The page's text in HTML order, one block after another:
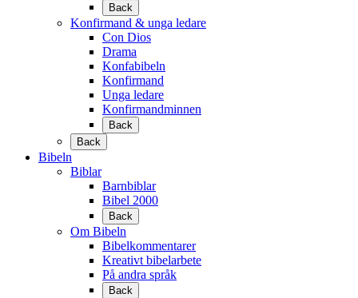
Back
Konfirmand & unga ledare
Con Dios
Drama
Konfabibeln
Konfirmand
Unga ledare
Konfirmandminnen
Back
Back
Bibeln
Biblar
Barnbiblar
Bibel 2000
Back
Om Bibeln
Bibelkommentarer
Kreativt bibelarbete
På andra språk
Back